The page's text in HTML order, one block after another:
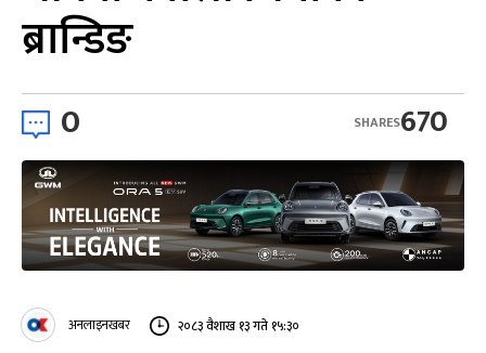
ब्रान्डिङ
0 670
SHARES
अनलाइनखबर २०८३ वैशाख १३ गते १५:३०